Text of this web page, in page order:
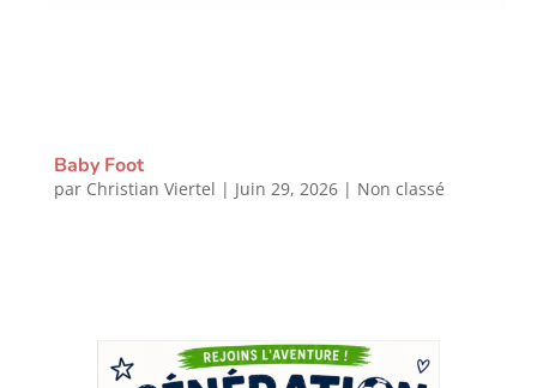
Baby Foot
par Christian Viertel | Juin 29, 2026| Non classé